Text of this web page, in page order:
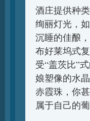
酒庄提供种
绚丽灯光，
沉睡的佳酿
布好莱坞式
受“盖茨比”
娘塑像的水
赤霞珠，你
属于自己的